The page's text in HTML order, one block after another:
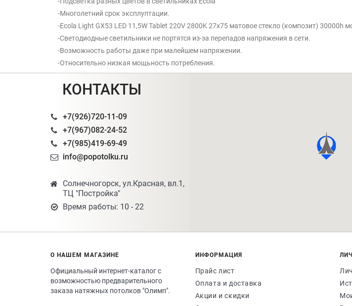
-Многолетний срок эксплуптации.
-Ecola Light GX53 LED 11,5W Tablet 220V 2800K 27x75 матовое стекло (композит)
-Светодиодные светильники не портятся из-за перепадов напряжения в сети.
-Возможность работы даже при малейшем напряжении.
-Относительно низкая мощьность потребления.
КОНТАКТЫ
+7(926)720-11-09
+7(967)082-24-52
+7(985)419-69-49
info@popotolku.ru
Солнечногорск, ул.Красная, вл.1,
ТЦ "Постройка"
Время работы: 10 - 22
О НАШЕМ МАГАЗИНЕ
Официальный интернет-каталог с
возможностью предварительного
заказа натяжных потолков "Олимп".
ИНФОРМАЦИЯ
Прайс лист
Оплата и доставка
Акции и скидки